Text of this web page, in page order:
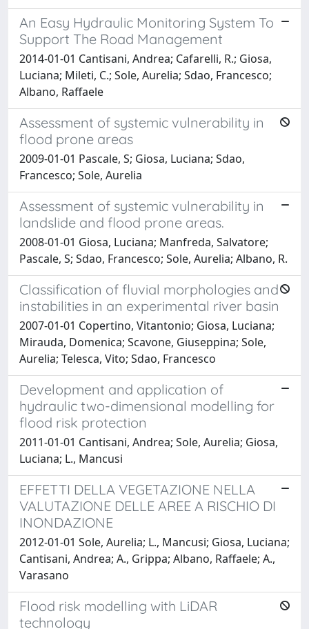
An Easy Hydraulic Monitoring System To
Support The Road Management
2014-01-01 Cantisani, Andrea; Cafarelli, R.; Giosa,
Luciana; Mileti, C.; Sole, Aurelia; Sdao, Francesco;
Albano, Raffaele
Assessment of systemic vulnerability in
flood prone areas
2009-01-01 Pascale, S; Giosa, Luciana; Sdao,
Francesco; Sole, Aurelia
Assessment of systemic vulnerability in
landslide and flood prone areas.
2008-01-01 Giosa, Luciana; Manfreda, Salvatore;
Pascale, S; Sdao, Francesco; Sole, Aurelia; Albano, R.
Classification of fluvial morphologies and
instabilities in an experimental river basin
2007-01-01 Copertino, Vitantonio; Giosa, Luciana;
Mirauda, Domenica; Scavone, Giuseppina; Sole,
Aurelia; Telesca, Vito; Sdao, Francesco
Development and application of
hydraulic two-dimensional modelling for
flood risk protection
2011-01-01 Cantisani, Andrea; Sole, Aurelia; Giosa,
Luciana; L., Mancusi
EFFETTI DELLA VEGETAZIONE NELLA
VALUTAZIONE DELLE AREE A RISCHIO DI
INONDAZIONE
2012-01-01 Sole, Aurelia; L., Mancusi; Giosa, Luciana;
Cantisani, Andrea; A., Grippa; Albano, Raffaele; A.,
Varasano
Flood risk modelling with LiDAR
technology